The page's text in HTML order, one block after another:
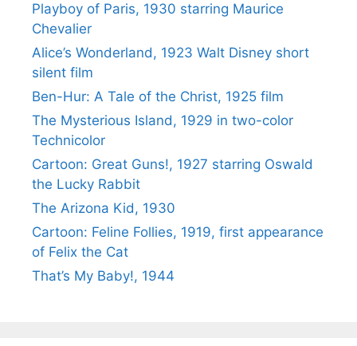
Playboy of Paris, 1930 starring Maurice
Chevalier
Alice’s Wonderland, 1923 Walt Disney short
silent film
Ben-Hur: A Tale of the Christ, 1925 film
The Mysterious Island, 1929 in two-color
Technicolor
Cartoon: Great Guns!, 1927 starring Oswald
the Lucky Rabbit
The Arizona Kid, 1930
Cartoon: Feline Follies, 1919, first appearance
of Felix the Cat
That’s My Baby!, 1944